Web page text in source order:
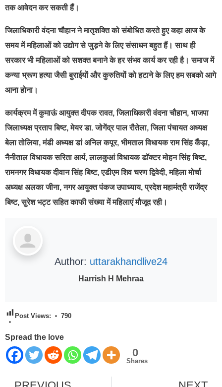
तक आवेदन कर सकती हैं।
जिलाधिकारी वंदना चौहान ने मातृशक्ति को संबोधित करते हुए कहा आज के
समय में महिलाओं को उद्योग से जुड़ने के लिए संसाधन बहुत हैं। साथ ही
सरकार भी महिलाओं को सशक्त बनाने के हर संभव कार्य कर रही है। समाज में
कन्या भ्रूण हत्या जैसी बुराईयों और कुरुतियों को हटाने के लिए हम सबको आगे
आना होना।
कार्यक्रम में कुमाऊं आयुक्त दीपक रावत, जिलाधिकारी वंदना चौहान, भाजपा
जिलाध्यक्ष प्रताप बिष्ट, मेयर डा. जोगेंद्र पाल रौतेला, जिला पंचायत अध्यक्ष
बेला तोलिया, मंडी अध्यक्ष डां अनिल कपूर, भीमताल विधायक राम सिंह कैंड़ा,
नैनीताल विधायक सरिता आर्य, लालकुआं विधायक डॉक्टर मोहन सिंह बिष्ट,
रामनगर विधायक दीवान सिंह बिष्ट, एडीएम शिव चरण द्विवेदी, महिला मोर्चा
अध्यक्ष अलका जीना, नगर आयुक्त पंकज उपाध्याय, प्रदेश महामंत्री राजेंद्र
बिष्ट, सुरेश भट्ट सहित काफी संख्या में महिलाएं मौजूद रही।
Author: uttarakhandlive24
Harrish H Mehraa
Post Views: 790
Spread the love
0
Shares